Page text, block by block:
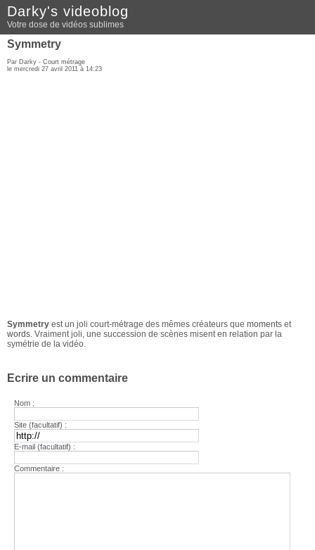
Darky's videoblog
Votre dose de vidéos sublimes
Symmetry
Par Darky - Court métrage
le mercredi 27 avril 2011 à 14:23
Symmetry est un joli court-métrage des mêmes créateurs que moments et
words. Vraiment joli, une succession de scènes misent en relation par la
symétrie de la vidéo.
Ecrire un commentaire
Nom :
Site (facultatif) :
E-mail (facultatif) :
Commentaire :